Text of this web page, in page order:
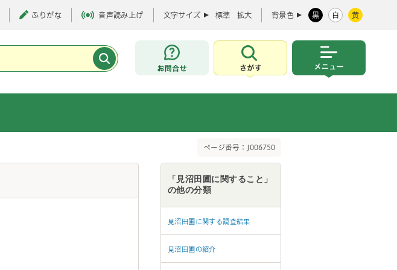
ふりがな 音声読み上げ 文字サイズ 標準 拡大 背景色 黒 白 黄
お問合せ
さがす
ページ番号：J006750
「見沼田圃に関すること」
の他の分類
見沼田圃に関する調査結果
見沼田圃の紹介